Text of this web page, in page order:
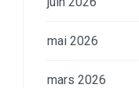
mai 2026
mars 2026